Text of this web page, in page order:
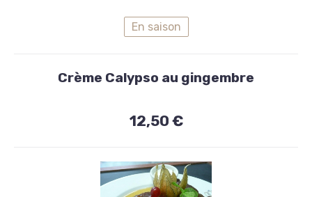
En saison
Crème Calypso au gingembre
12,50 €